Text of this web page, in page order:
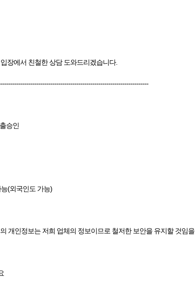
장에서 친철한 상담 도와드리겠습니다.
승인
(외국인도 가능)
개인정보는 저희 업체의 정보이므로 철저한 보안을 유지할 것임을